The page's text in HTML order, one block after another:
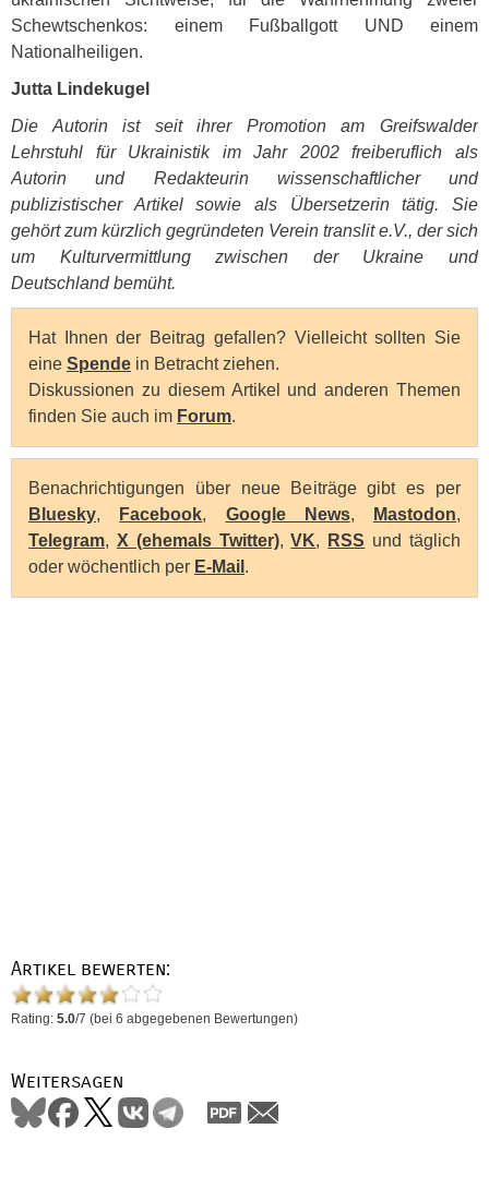
Schewtschenkos: einem Fußballgott UND einem
Nationalheiligen.
Jutta Lindekugel
Die Autorin ist seit ihrer Promotion am Greifswalder
Lehrstuhl für Ukrainistik im Jahr 2002 freiberuflich als
Autorin und Redakteurin wissenschaftlicher und
publizistischer Artikel sowie als Übersetzerin tätig. Sie
gehört zum kürzlich gegründeten Verein translit e.V., der sich
um Kulturvermittlung zwischen der Ukraine und
Deutschland bemüht.
Hat Ihnen der Beitrag gefallen? Vielleicht sollten Sie
eine Spende in Betracht ziehen.
Diskussionen zu diesem Artikel und anderen Themen
finden Sie auch im Forum.
Benachrichtigungen über neue Beiträge gibt es per
Bluesky, Facebook, Google News, Mastodon,
Telegram, X (ehemals Twitter),VK, RSS und täglich
oder wöchentlich per E-Mail .
Artikel bewerten:
Rating: 5.0/7 (bei 6 abgegebenen Bewertungen)
Weitersagen